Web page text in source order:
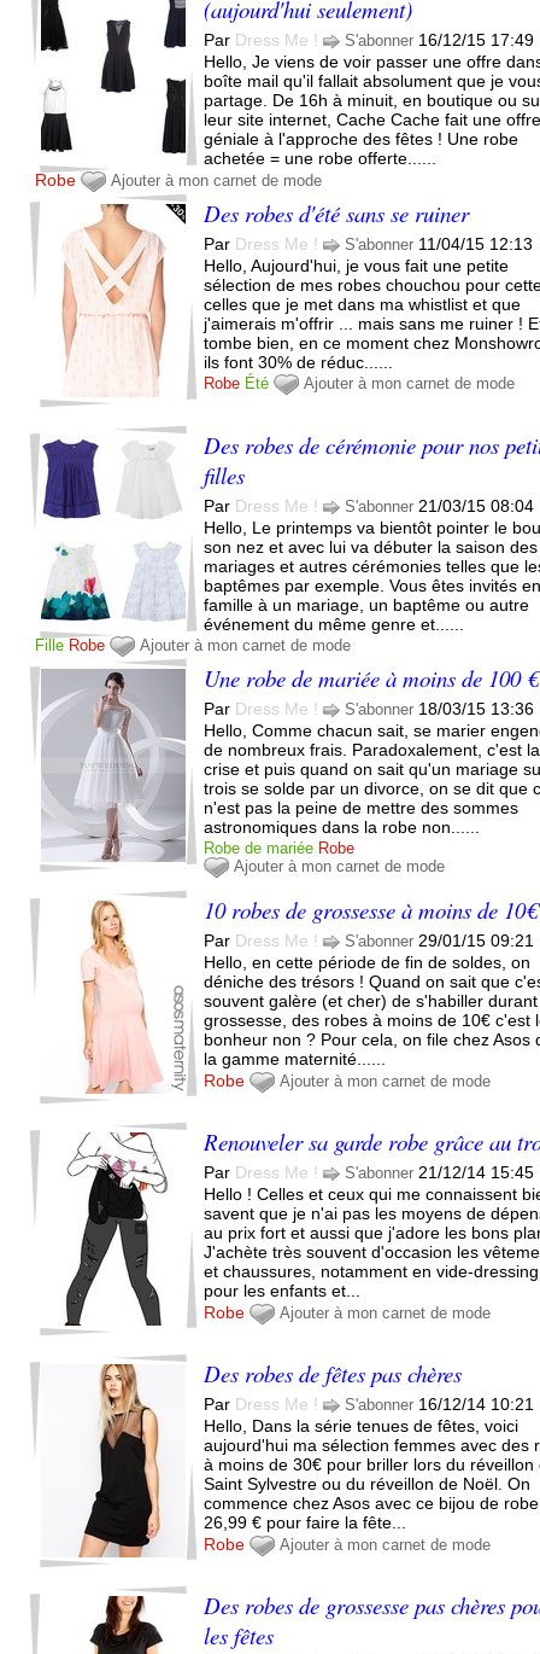
(aujourd'hui seulement)
Par Dress Me ! S'abonner 16/12/15 17:49
Hello, Je viens de voir passer une offre
boîte mail qu'il fallait absolument que je
partage. De 16h à minuit, en boutique ou
leur site internet, Cache Cache fait une
géniale à l'approche des fêtes ! Une robe
achetée = une robe offerte......
Robe
Ajouter à mon carnet de mode
Des robes d'été sans se ruiner
Par Dress Me ! S'abonner 11/04/15 12:13
Hello, Aujourd'hui, je vous fait une petite
sélection de mes robes chouchou pour
celles que je met dans ma whistlist et que
j'aimerais m'offrir ... mais sans me ruiner !
tombe bien, en ce moment chez
ils font 30% de réduc......
Robe Été Ajouter à mon carnet de mode
Des robes de cérémonie pour nos
filles
Par Dress Me ! S'abonner 21/03/15 08:04
Hello, Le printemps va bientôt pointer le
son nez et avec lui va débuter la saison des
mariages et autres cérémonies telles que
baptêmes par exemple. Vous êtes invités
famille à un mariage, un baptême ou autre
événement du même genre et......
Fille Robe Ajouter à mon carnet de mode
Une robe de mariée à moins de 100 €
Par Dress Me ! S'abonner 18/03/15 13:36
Hello, Comme chacun sait, se marier
de nombreux frais. Paradoxalement, c'est la
crise et puis quand on sait qu'un mariage
trois se solde par un divorce, on se dit que
n'est pas la peine de mettre des sommes
astronomiques dans la robe non......
Robe de mariée Robe
Ajouter à mon carnet de mode
10 robes de grossesse à moins de 10€
Par Dress Me ! S'abonner 29/01/15 09:21
Hello, en cette période de fin de soldes, on
déniche des trésors ! Quand on sait que
souvent galère (et cher) de s'habiller
grossesse, des robes à moins de 10€ c'est
bonheur non ? Pour cela, on file chez Asos
la gamme maternité......
Robe
Ajouter à mon carnet de mode
Renouveler sa garde robe grâce au
Par Dress Me ! S'abonner 21/12/14 15:45
Hello ! Celles et ceux qui me connaissent
savent que je n'ai pas les moyens de
au prix fort et aussi que j'adore les bons
J'achète très souvent d'occasion les
et chaussures, notamment en vide-
pour les enfants et...
Robe
Ajouter à mon carnet de mode
Des robes de fêtes pas chères
Par Dress Me ! S'abonner 16/12/14 10:21
Hello, Dans la série tenues de fêtes, voici
aujourd'hui ma sélection femmes avec des
à moins de 30€ pour briller lors du réveillon
Saint Sylvestre ou du réveillon de Noël. On
commence chez Asos avec ce bijou de
26,99 € pour faire la fête...
Robe
Ajouter à mon carnet de mode
Des robes de grossesse pas chères
les fêtes